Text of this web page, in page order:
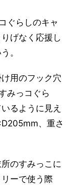
ぐらしのキャ
げなく応援し
。
用のフック穴
みっコぐら
るように見え
、重さ
のすみっこに
ーで使う際